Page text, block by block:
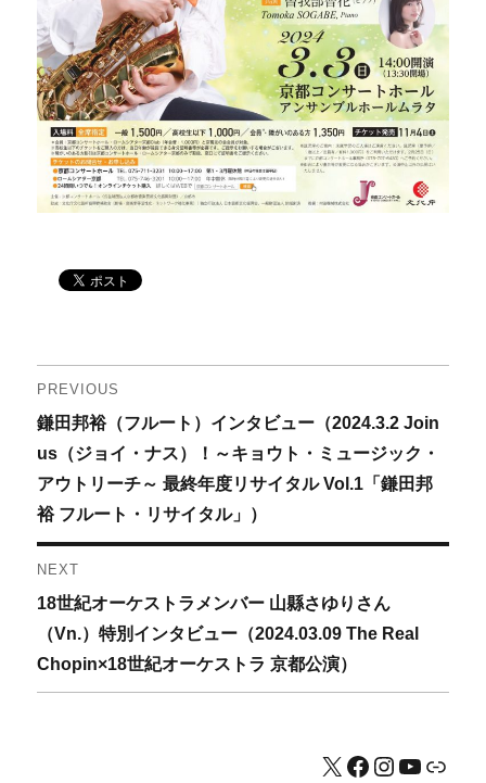
投
稿
ナ
ビ
ゲ
ー
シ
PREVIOUS
Previous
post:
鎌田邦裕（フルート）インタビュー（2024.3.2 Join
us（ジョイ・ナス）！～キョウト・ミュージック・
アウトリーチ～ 最終年度リサイタル Vol.1「鎌田邦
裕 フルート・リサイタル」）
NEXT
Next
post:
18世紀オーケストラメンバー 山縣さゆりさん
（Vn.）特別インタビュー（2024.03.09 The Real
Chopin×18世紀オーケストラ 京都公演）
X Facebook
Instagram
公式HP